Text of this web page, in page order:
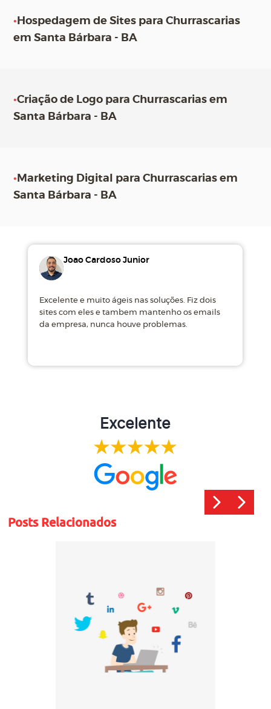
• Hospedagem de Sites para Churrascarias
em Santa Bárbara - BA
•Criação de Logo para Churrascarias em
Santa Bárbara - BA
• Marketing Digital para Churrascarias em
Santa Bárbara - BA
Joao Cardoso Junior
Excelente e muito ágeis nas soluções. Fiz dois
sites com eles e tambem mantenho os emails
da empresa, nunca houve problemas.
Excelente
Posts Relacionados